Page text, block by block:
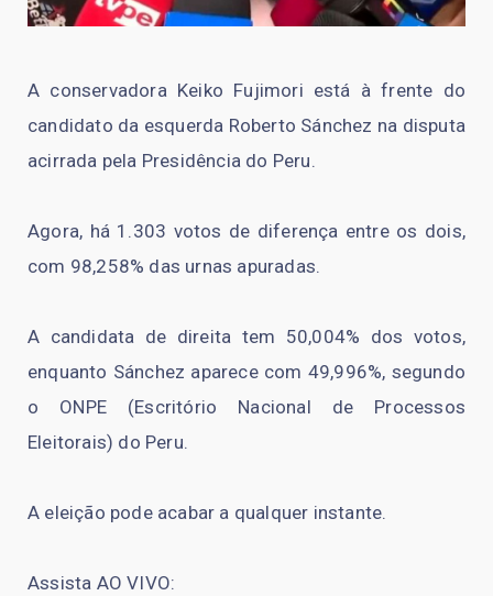
A conservadora Keiko Fujimori está à frente do
candidato da esquerda Roberto Sánchez na disputa
acirrada pela Presidência do Peru.
Agora, há 1.303 votos de diferença entre os dois,
com 98,258% das urnas apuradas.
A candidata de direita tem 50,004% dos votos,
enquanto Sánchez aparece com 49,996%, segundo
o ONPE (Escritório Nacional de Processos
Eleitorais) do Peru.
A eleição pode acabar a qualquer instante.
Assista AO VIVO: